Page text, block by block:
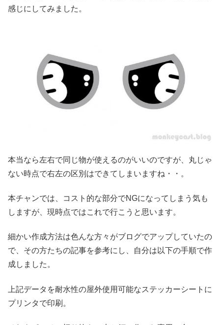
感じにしてみました。
本当なら左右で同じ物が使えるのがいいのですが、丸じゃ
ない時点で右左の区別はできてしまいますね・・。
本チャンでは、コスト的な部分でNGになってしまう気も
しますが、現時点ではこれで行こうと思います。
細かい作成方法は色んな方々がブログでアップしていたの
で、その方たちの記事を参考にし、自分は以下の手順で作
成しました。
上記データを耐水性の屋外使用可能なステッカーシートに
プリンタで印刷。